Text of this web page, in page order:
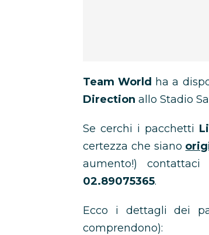
Team World ha a
Direction allo Stadio
Se cerchi i pacchetti
certezza che siano
aumento!)
02.89075365.
Ecco i dettagli dei
comprendono):